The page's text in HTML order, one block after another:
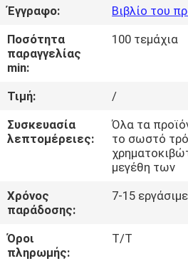
ΈΛΕΓΧΟΣ
ΠΟΙΌΤΗΤΑΣ
ΕΠΙΚΟΙΝΩΝΉΣΤΕ
ΜΑΖΊ
ΜΑΣ
ΖΗΤΉΣΤΕ
ΜΙΑ
ΠΡΟΣΦΟΡΆ
Έγγραφο:
Βιβλίο του
Ποσότητα
παραγγελίας
min:
100 τεμάχια
Τιμή:
/
Συσκευασία
λεπτομέρειες:
Όλα τα
το σωστό
μεγέθη των
Χρόνος
παράδοσης:
7-15
Όροι
πληρωμής:
Τ/Τ